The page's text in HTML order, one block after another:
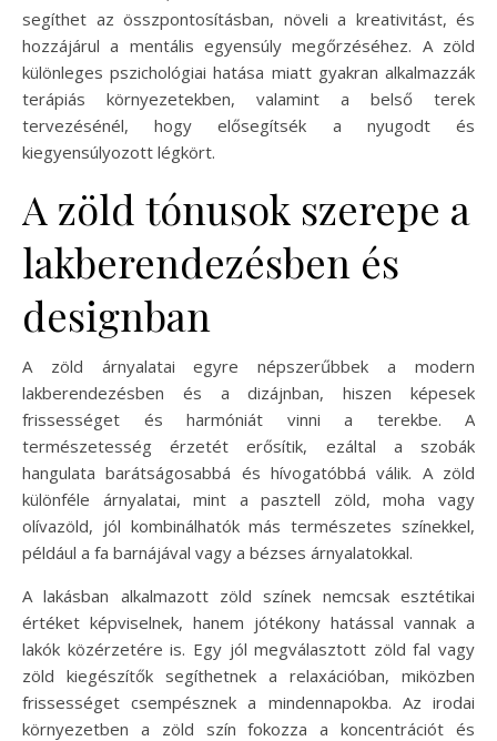
segíthet az összpontosításban, növeli a kreativitást, és
hozzájárul a mentális egyensúly megőrzéséhez. A zöld
különleges pszichológiai hatása miatt gyakran alkalmazzák
terápiás környezetekben, valamint a belső terek
tervezésénél, hogy elősegítsék a nyugodt és
kiegyensúlyozott légkört.
A zöld tónusok szerepe a
lakberendezésben és
designban
A zöld árnyalatai egyre népszerűbbek a modern
lakberendezésben és a dizájnban, hiszen képesek
frissességet és harmóniát vinni a terekbe. A
természetesség érzetét erősítik, ezáltal a szobák
hangulata barátságosabbá és hívogatóbbá válik. A zöld
különféle árnyalatai, mint a pasztell zöld, moha vagy
olívazöld, jól kombinálhatók más természetes színekkel,
például a fa barnájával vagy a bézses árnyalatokkal.
A lakásban alkalmazott zöld színek nemcsak esztétikai
értéket képviselnek, hanem jótékony hatással vannak a
lakók közérzetére is. Egy jól megválasztott zöld fal vagy
zöld kiegészítők segíthetnek a relaxációban, miközben
frissességet csempésznek a mindennapokba. Az irodai
környezetben a zöld szín fokozza a koncentrációt és